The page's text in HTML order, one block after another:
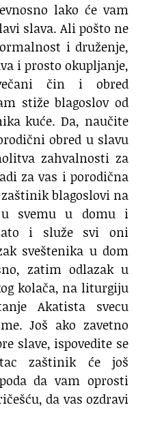
lako će vam
slava. Ali pošto ne
i druženje,
i prosto okupljanje,
čin i obred
stiže blagoslov od
kuće. Da, naučite
obred u slavu
zahvalnosti za
za vas i porodična
blagoslovi na
svemu u domu i
i služe svi oni
sveštenika u dom
zatim odlazak u
kolača, na liturgiju
Akatista svecu
Još ako zavetno
slave, ispovedite se
zaštinik će još
da vam oprosti
da vas ozdravi